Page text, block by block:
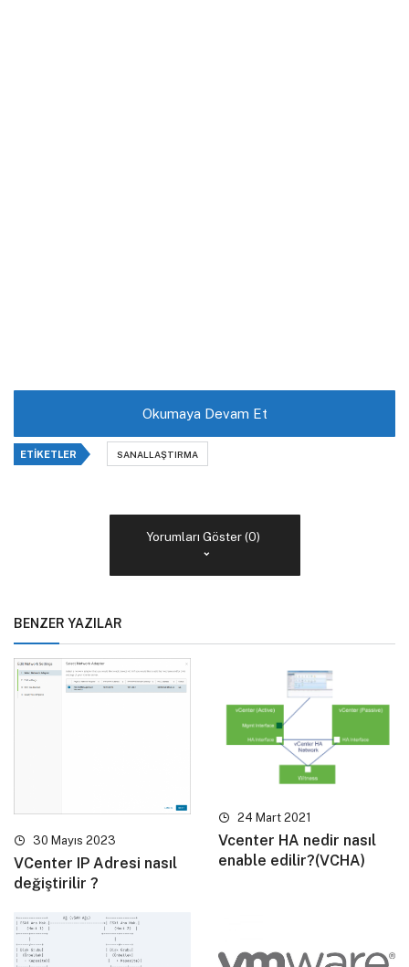
Okumaya Devam Et
ETIKETLER SANALLAŞTIRMA
Yorumları Göster (0)
BENZER YAZILAR
30 Mayıs 2023
VCenter IP Adresi nasıl
değiştirilir ?
24 Mart 2021
Vcenter HA nedir nasıl
enable edilir?(VCHA)